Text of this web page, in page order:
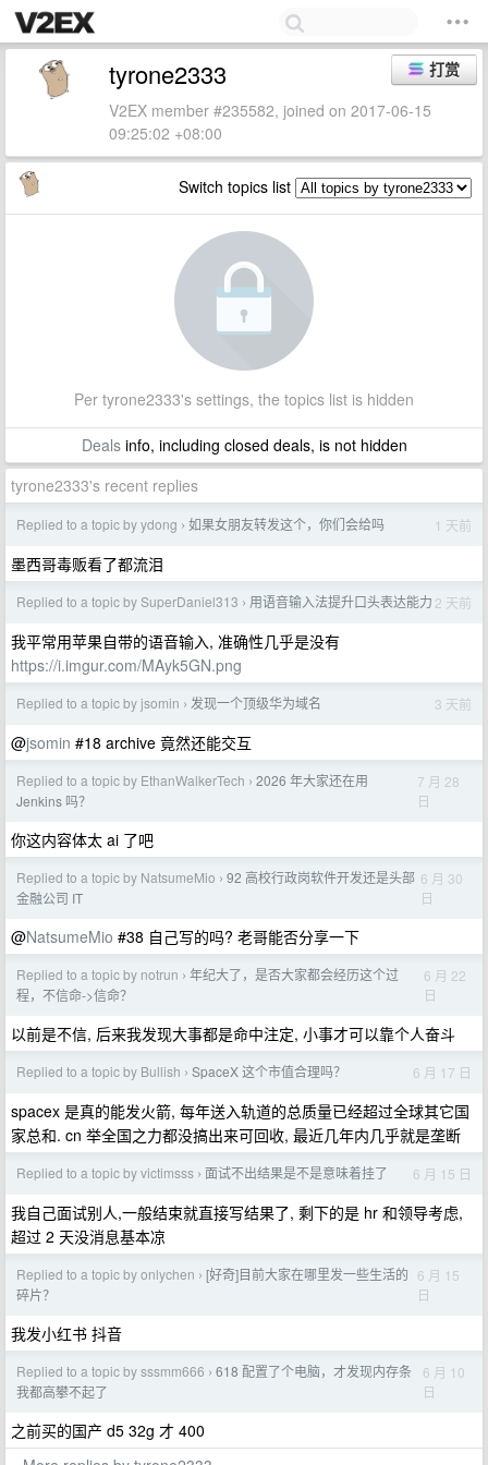
打赏
tyrone2333
V2EX member #235582, joined on 2017-06-15
09:25:02 +08:00
Switch topics list
Per tyrone2333's settings, the topics list is hidden
Dealsinfo, including closed deals, is not hidden
tyrone2333's recent replies
Replied to a topic by ydong › 如果女朋友转发这个，你们会给吗 1 天前
墨西哥毒贩看了都流泪
Replied to a topic by SuperDaniel313 › 用语音输入法提升口头表达能力 2 天前
我平常用苹果自带的语音输入, 准确性几乎是没有
https://i.imgur.com/MAyk5GN.png
Replied to a topic by jsomin › 发现一个顶级华为域名 3 天前
@jsomin #18 archive 竟然还能交互
Replied to a topic by EthanWalkerTech › 2026 年大家还在用
Jenkins 吗？
7 月 28
日
你这内容体太 ai 了吧
Replied to a topic by NatsumeMio › 92 高校行政岗软件开发还是头部
金融公司 IT
6 月 30
日
@NatsumeMio #38 自己写的吗? 老哥能否分享一下
Replied to a topic by notrun › 年纪大了，是否大家都会经历这个过
程，不信命->信命？
6 月 22
日
以前是不信, 后来我发现大事都是命中注定, 小事才可以靠个人奋斗
Replied to a topic by Bullish › SpaceX 这个市值合理吗？ 6 月 17 日
spacex 是真的能发火箭, 每年送入轨道的总质量已经超过全球其它国
家总和. cn 举全国之力都没搞出来可回收, 最近几年内几乎就是垄断
Replied to a topic by victimsss › 面试不出结果是不是意味着挂了 6 月 15 日
我自己面试别人,一般结束就直接写结果了, 剩下的是 hr 和领导考虑,
超过 2 天没消息基本凉
Replied to a topic by onlychen › [好奇]目前大家在哪里发一些生活的
碎片？
6 月 15
日
我发小红书 抖音
Replied to a topic by sssmm666 › 618 配置了个电脑，才发现内存条
我都高攀不起了
6 月 10
日
之前买的国产 d5 32g 才 400